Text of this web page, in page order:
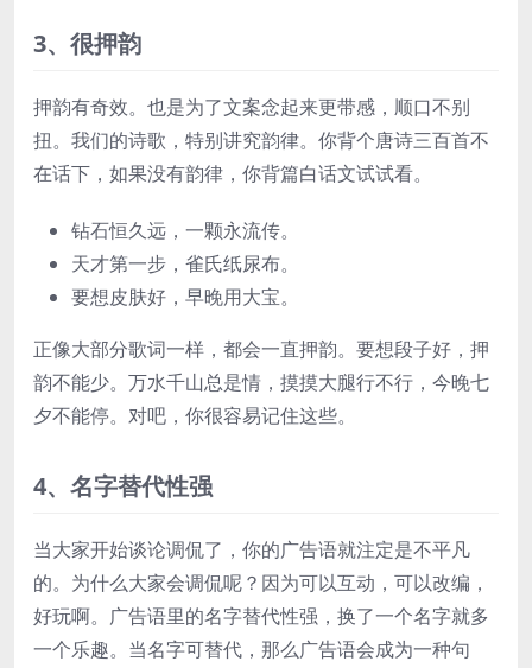
3、很押韵
押韵有奇效。也是为了文案念起来更带感，顺口不别
扭。我们的诗歌，特别讲究韵律。你背个唐诗三百首不
在话下，如果没有韵律，你背篇白话文试试看。
钻石恒久远，一颗永流传。
天才第一步，雀氏纸尿布。
要想皮肤好，早晚用大宝。
正像大部分歌词一样，都会一直押韵。要想段子好，押
韵不能少。万水千山总是情，摸摸大腿行不行，今晚七
夕不能停。对吧，你很容易记住这些。
4、名字替代性强
当大家开始谈论调侃了，你的广告语就注定是不平凡
的。为什么大家会调侃呢？因为可以互动，可以改编，
好玩啊。广告语里的名字替代性强，换了一个名字就多
一个乐趣。当名字可替代，那么广告语会成为一种句